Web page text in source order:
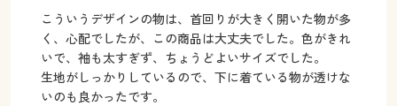
こういうデザインの物は、首回りが大きく開いた物が多
く、心配でしたが、この商品は大丈夫でした。色がきれ
いで、袖も太すぎず、ちょうどよいサイズでした。
生地がしっかりしているので、下に着ている物が透けな
いのも良かったです。